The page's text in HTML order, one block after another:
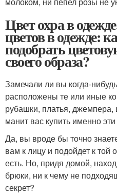
Цвет охра в
цветов в одежде:
подобрать
своего образа?
Замечали ли вы когда-
расположены те или иные
рубашки, платья,
манит вас купить именно
Да, вы вроде бы точно
вам к лицу и подойдет к той
есть. Но, придя домой,
брюки, ни к чему не
секрет?